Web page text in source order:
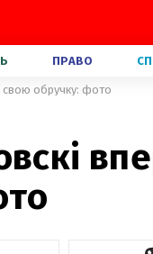
ПРАВО
свою обручку: фото